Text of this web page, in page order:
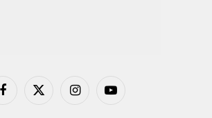
FacebookX
InstagramYouTube